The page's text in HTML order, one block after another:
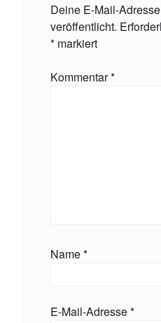
Deine E-Mail-
veröffentlicht.
* markiert
Kommentar*
Name*
E-Mail-Adresse*